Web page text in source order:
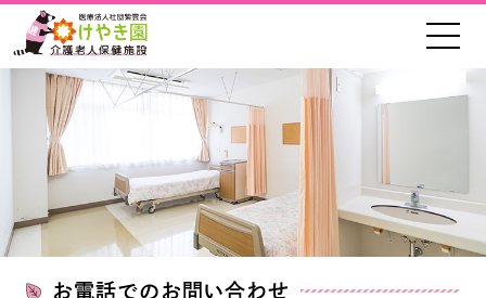
お電話でのお問い合わせ